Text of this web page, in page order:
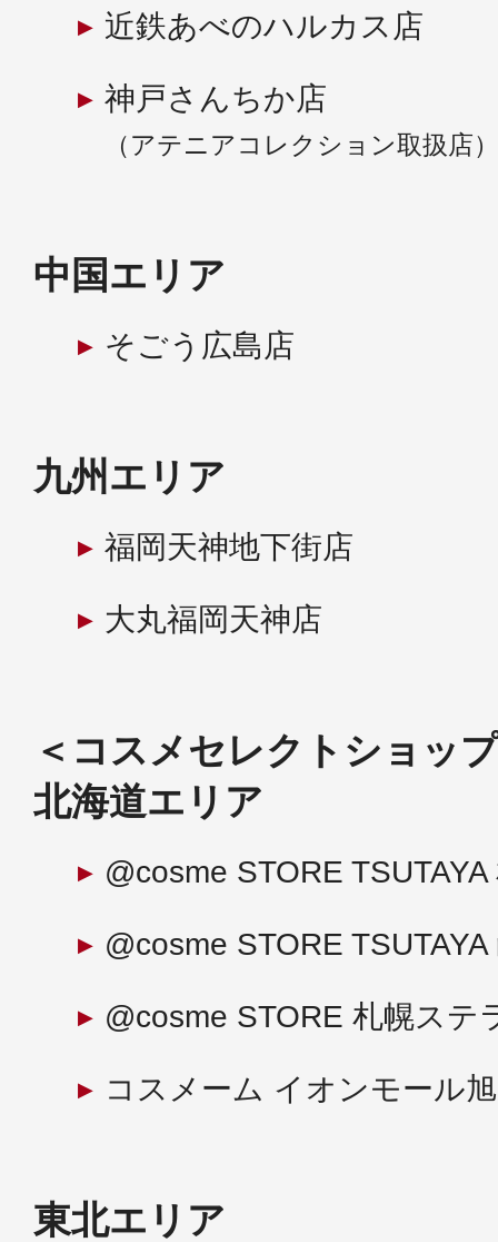
近鉄あべのハルカス店
神戸さんちか店
（アテニアコレクション取扱店）
中国エリア
そごう広島店
九州エリア
福岡天神地下街店
大丸福岡天神店
＜コスメセレクトショッ
北海道エリア
@cosme STORE
@cosme STORE
@cosme STORE 札幌ステ
コスメーム イオンモール
東北エリア